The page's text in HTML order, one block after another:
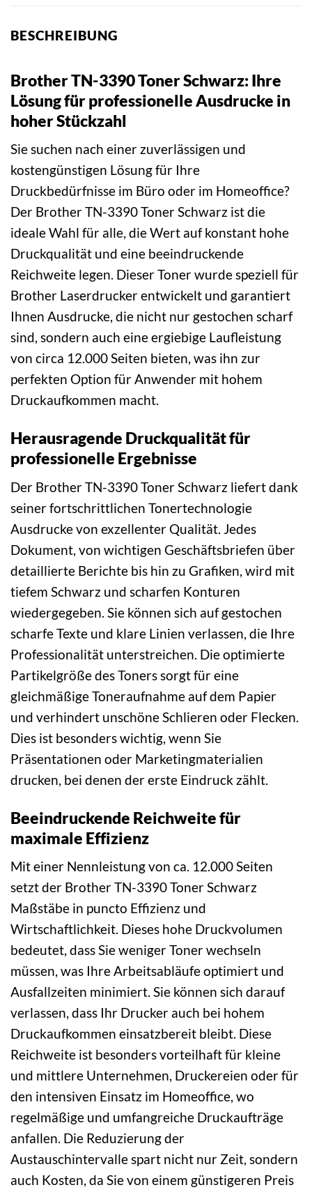
BESCHREIBUNG
Brother TN-3390 Toner Schwarz: Ihre
Lösung für professionelle Ausdrucke in
hoher Stückzahl
Sie suchen nach einer zuverlässigen und
kostengünstigen Lösung für Ihre
Druckbedürfnisse im Büro oder im Homeoffice?
Der Brother TN-3390 Toner Schwarz ist die
ideale Wahl für alle, die Wert auf konstant hohe
Druckqualität und eine beeindruckende
Reichweite legen. Dieser Toner wurde speziell für
Brother Laserdrucker entwickelt und garantiert
Ihnen Ausdrucke, die nicht nur gestochen scharf
sind, sondern auch eine ergiebige Laufleistung
von circa 12.000 Seiten bieten, was ihn zur
perfekten Option für Anwender mit hohem
Druckaufkommen macht.
Herausragende Druckqualität für
professionelle Ergebnisse
Der Brother TN-3390 Toner Schwarz liefert dank
seiner fortschrittlichen Tonertechnologie
Ausdrucke von exzellenter Qualität. Jedes
Dokument, von wichtigen Geschäftsbriefen über
detaillierte Berichte bis hin zu Grafiken, wird mit
tiefem Schwarz und scharfen Konturen
wiedergegeben. Sie können sich auf gestochen
scharfe Texte und klare Linien verlassen, die Ihre
Professionalität unterstreichen. Die optimierte
Partikelgröße des Toners sorgt für eine
gleichmäßige Toneraufnahme auf dem Papier
und verhindert unschöne Schlieren oder Flecken.
Dies ist besonders wichtig, wenn Sie
Präsentationen oder Marketingmaterialien
drucken, bei denen der erste Eindruck zählt.
Beeindruckende Reichweite für
maximale Effizienz
Mit einer Nennleistung von ca. 12.000 Seiten
setzt der Brother TN-3390 Toner Schwarz
Maßstäbe in puncto Effizienz und
Wirtschaftlichkeit. Dieses hohe Druckvolumen
bedeutet, dass Sie weniger Toner wechseln
müssen, was Ihre Arbeitsabläufe optimiert und
Ausfallzeiten minimiert. Sie können sich darauf
verlassen, dass Ihr Drucker auch bei hohem
Druckaufkommen einsatzbereit bleibt. Diese
Reichweite ist besonders vorteilhaft für kleine
und mittlere Unternehmen, Druckereien oder für
den intensiven Einsatz im Homeoffice, wo
regelmäßige und umfangreiche Druckaufträge
anfallen. Die Reduzierung der
Austauschintervalle spart nicht nur Zeit, sondern
auch Kosten, da Sie von einem günstigeren Preis